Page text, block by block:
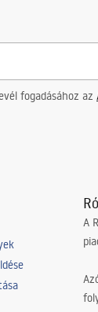
fogadásához az
A